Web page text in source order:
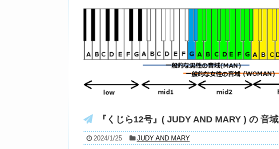
『くじら12号』( JUDY AND MARY ) の 音域
2024/1/25 JUDY AND MARY